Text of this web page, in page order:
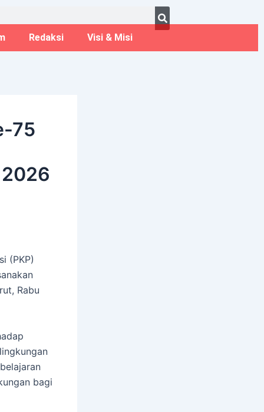
Redaksi Visi & Misi
75
(PKP)
Rabu
bagi